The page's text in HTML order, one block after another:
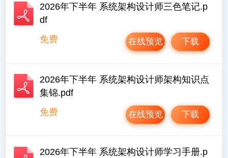
2026年下半年 系统架构设计师三色笔记.p
df
免费
下载
在线预览
2026年下半年 系统架构设计师架构知识点
集锦.pdf
免费
下载
在线预览
2026年下半年 系统架构设计师学习手册.p